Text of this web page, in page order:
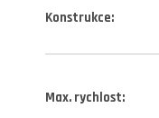
Konstrukce:
Max. rychlost: